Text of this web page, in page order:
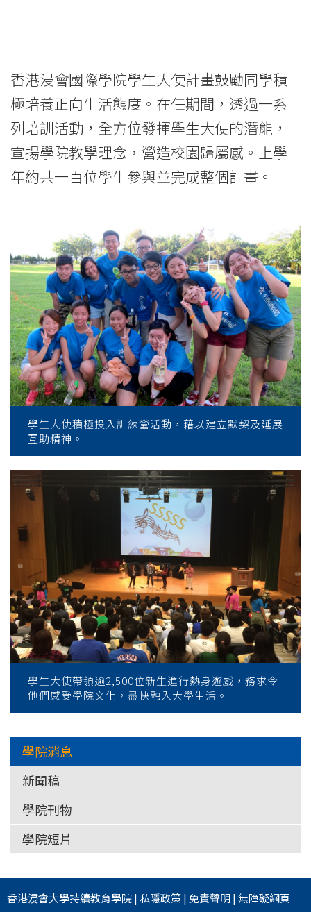
香港浸會國際學院學生大使計畫鼓勵同學積
極培養正向生活態度。在任期間，透過一系
列培訓活動，全方位發揮學生大使的潛能，
宣揚學院教學理念，營造校園歸屬感。上學
年約共一百位學生參與並完成整個計畫。
學生大使積極投入訓練營活動，藉以建立默契及延展
互助精神。
學生大使帶領逾2,500位新生進行熱身遊戲，務求令
他們感受學院文化，盡快融入大學生活。
學院消息
新聞稿
學院刊物
學院短片
香港浸會大學持續教育學院| 私隱政策|免責聲明|無障礙網頁